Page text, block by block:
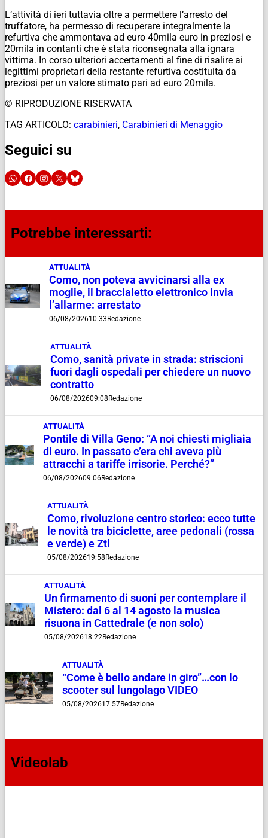
L’attività di ieri tuttavia oltre a permettere l’arresto del
truffatore, ha permesso di recuperare integralmente la
refurtiva che ammontava ad euro 40mila euro in preziosi e
20mila in contanti che è stata riconsegnata alla ignara
vittima. In corso ulteriori accertamenti al fine di risalire ai
legittimi proprietari della restante refurtiva costituita da
preziosi per un valore stimato pari ad euro 20mila.
© RIPRODUZIONE RISERVATA
TAG ARTICOLO: carabinieri, Carabinieri di Menaggio
Seguici su
Potrebbe interessarti:
ATTUALITÀ
Como, non poteva avvicinarsi alla ex
moglie, il braccialetto elettronico invia
l’allarme: arrestato
06/08/202610:33 Redazione
ATTUALITÀ
Como, sanità private in strada: striscioni
fuori dagli ospedali per chiedere un nuovo
contratto
06/08/202609:08 Redazione
ATTUALITÀ
Pontile di Villa Geno: “A noi chiesti migliaia
di euro. In passato c’era chi aveva più
attracchi a tariffe irrisorie. Perché?”
06/08/202609:06Redazione
ATTUALITÀ
Como, rivoluzione centro storico: ecco tutte
le novità tra biciclette, aree pedonali (rossa
e verde) e Ztl
05/08/202619:58 Redazione
ATTUALITÀ
Un firmamento di suoni per contemplare il
Mistero: dal 6 al 14 agosto la musica
risuona in Cattedrale (e non solo)
05/08/202618:22Redazione
ATTUALITÀ
“Come è bello andare in giro”…con lo
scooter sul lungolago VIDEO
05/08/202617:57Redazione
Videolab